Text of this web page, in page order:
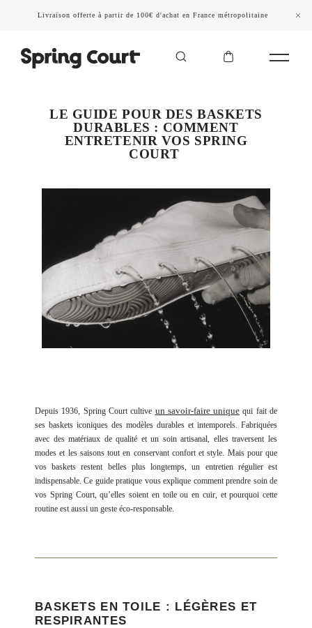
Livraison offerte à partir de 100€ d'achat en France métropolitaine
LE GUIDE POUR DES BASKETS
DURABLES : COMMENT
ENTRETENIR VOS SPRING
COURT
Depuis 1936, Spring Court cultive un savoir-faire unique qui fait de
ses baskets iconiques des modèles durables et intemporels. Fabriquées
avec des matériaux de qualité et un soin artisanal, elles traversent les
modes et les saisons tout en conservant confort et style. Mais pour que
vos baskets restent belles plus longtemps, un entretien régulier est
indispensable. Ce guide pratique vous explique comment prendre soin de
vos Spring Court, qu’elles soient en toile ou en cuir, et pourquoi cette
routine est aussi un geste éco-responsable.
BASKETS EN TOILE : LÉGÈRES ET
RESPIRANTES